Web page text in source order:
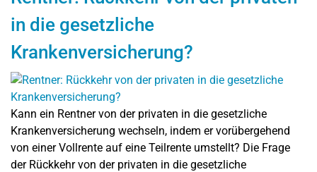
in die gesetzliche
Krankenversicherung?
Kann ein Rentner von der privaten in die gesetzliche
Krankenversicherung wechseln, indem er vorübergehend
von einer Vollrente auf eine Teilrente umstellt? Die Frage
der Rückkehr von der privaten in die gesetzliche